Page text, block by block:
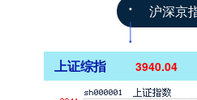
沪深京
上证综指 3940.04